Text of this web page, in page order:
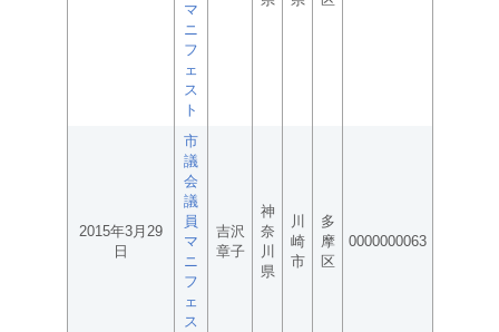
マ
ニ
フ
ェ
ス
ト
2015年3月29
日
市
議
会
議
員
マ
ニ
フ
ェ
ス
吉沢
章子
神
奈
川
県
川
崎
市
多
摩
区
0000000063